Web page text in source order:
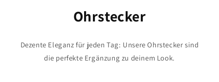
Ohrstecker
Dezente Eleganz für jeden Tag: Unsere Ohrstecker sind
die perfekte Ergänzung zu deinem Look.